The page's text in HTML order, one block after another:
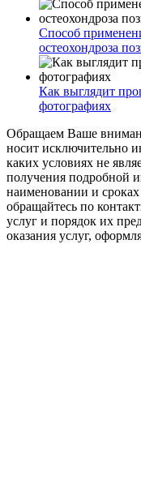
Способ
остеохондроза
Как выглядит
фотографиях
Обращаем Ваше
носит исключительно
каких условиях не
получения подробной
наименовании и сроках
обращайтесь по
услуг и порядок их
оказания услуг,